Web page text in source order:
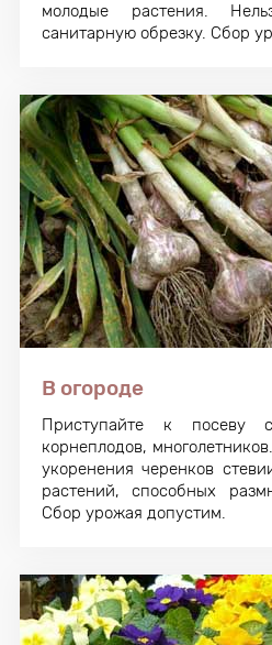
молодые растения.
санитарную обрезку. Сбор
В огороде
Приступайте к посеву
корнеплодов,
укоренения черенков
растений, способных
Сбор урожая допустим.